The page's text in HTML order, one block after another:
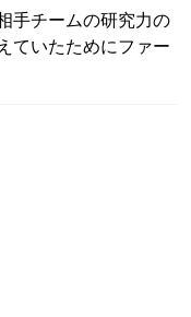
手チームの研究力の
ていたためにファー